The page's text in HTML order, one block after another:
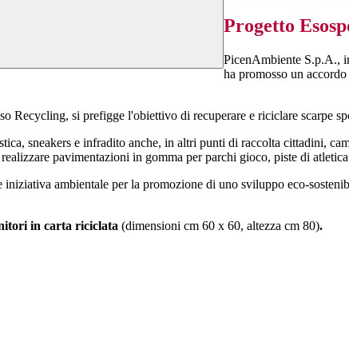
Progetto
PicenAmbiente S.p.A.,
ha promosso un
Recycling, si prefigge l'obiettivo di recuperare e riciclare scarpe
sneakers e infradito anche, in altri punti di raccolta cittadini,
pavimentazioni in gomma per parchi gioco, piste di
ambientale per la promozione di uno sviluppo eco-
in carta riciclata (dimensioni cm 60 x 60, altezza cm 80).